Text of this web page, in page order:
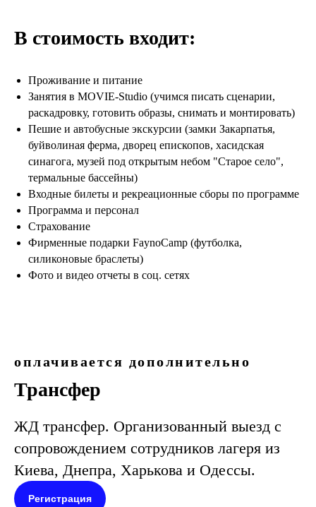
В стоимость входит:
Проживание и питание
Занятия в MOVIE-Studio (учимся писать сценарии,
раскадровку, готовить образы, снимать и монтировать)
Пешие и автобусные экскурсии (замки Закарпатья,
буйволиная ферма, дворец епископов, хасидская
синагога, музей под открытым небом "Старое село",
термальные бассейны)
Входные билеты и рекреационные сборы по программе
Программа и персонал
Страхование
Фирменные подарки FaynoCamp (футболка,
силиконовые браслеты)
Фото и видео отчеты в соц. сетях
оплачивается дополнительно
Трансфер
ЖД трансфер. Организованный выезд с
сопровождением сотрудников лагеря из
Киева, Днепра, Харькова и Одессы.
Регистрация